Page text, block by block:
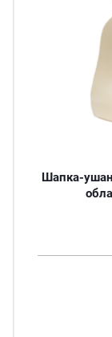
Шапка-